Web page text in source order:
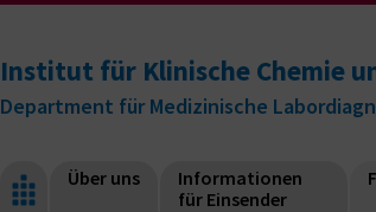
Institut für Klinische Chemie
Department für Medizinische
Über uns
Informationen
für Einsender